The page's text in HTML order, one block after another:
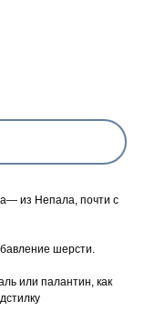
из Непала, почти с
шерсти.
или палантин, как